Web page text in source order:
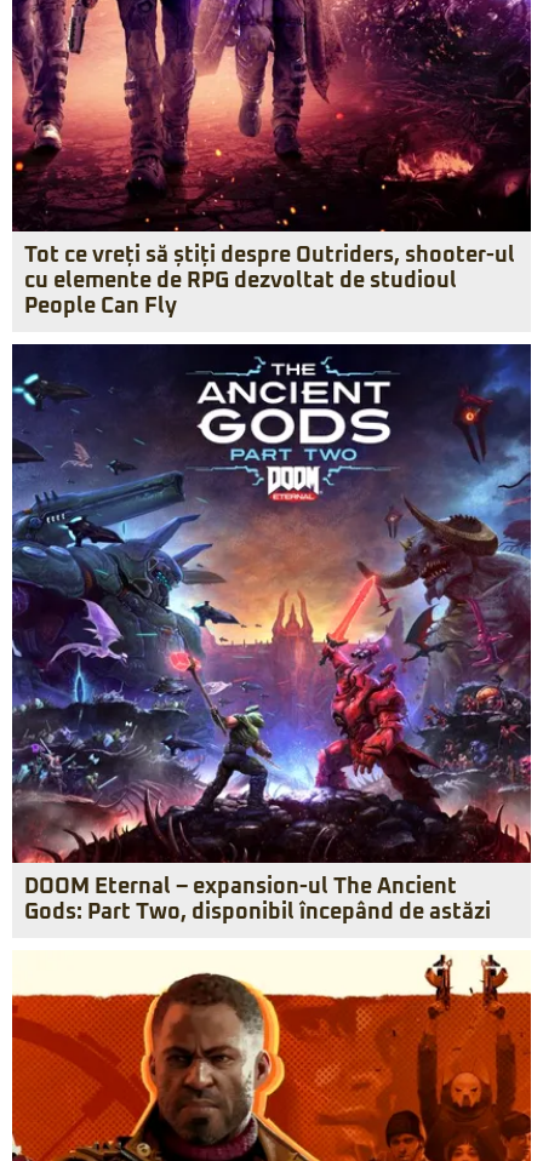
Tot ce vreți să știți despre Outriders, shooter-ul
cu elemente de RPG dezvoltat de studioul
People Can Fly
DOOM Eternal – expansion-ul The Ancient
Gods: Part Two, disponibil începând de astăzi